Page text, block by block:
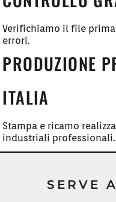
Verifichiamo il file
errori.
PRODUZIONE
ITALIA
Stampa e ricamo
industriali professionali.
SERVE